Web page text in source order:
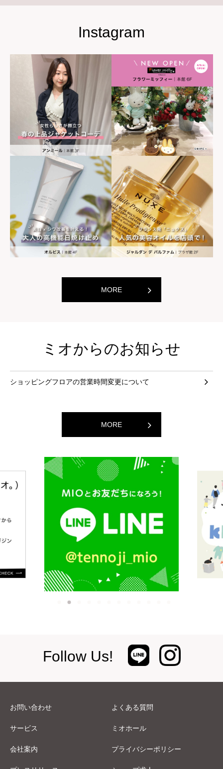
世界の山ちゃん 世界の山ちゃん
[居酒屋]
Instagram
MORE
ミオからのお知らせ
ショッピングフロアの営業時間変更について
MORE
Follow Us!
お問い合わせ よくある質問
サービス ミオホール
会社案内 プライバシーポリシー